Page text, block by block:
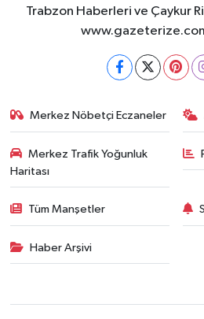
Trabzon Haberleri ve Çaykur
Merkez Nöbetçi Eczaneler
Merkez Trafik Yoğunluk
Haritası
Tüm Manşetler
Haber Arşivi